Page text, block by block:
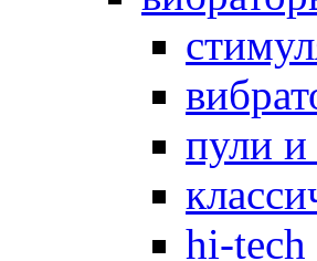
пули и
hi-tech